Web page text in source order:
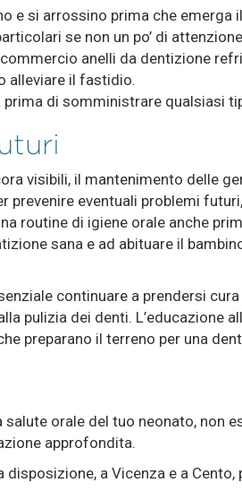
e si arrossino prima che emerga
se non un po’ di
anelli da dentizione
alleviare il fastidio.
di somministrare qualsiasi
visibili, il mantenimento delle
prevenire eventuali problemi
routine di igiene orale anche
sana e ad abituare il
continuare a prendersi
pulizia dei denti. L’educazione
preparano il terreno per una
orale del tuo neonato, non
approfondita.
a Vicenza e a Cento,